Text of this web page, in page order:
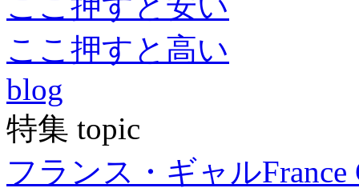
ここ押すと高い
blog
特集 topic
フランス・ギャルFrance